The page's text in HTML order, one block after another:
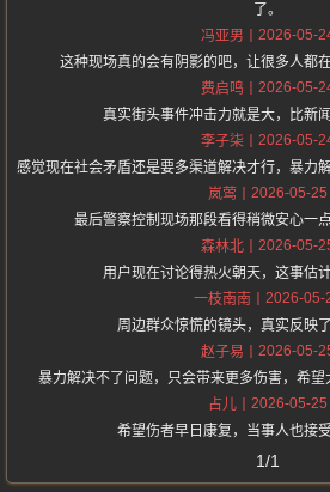
了。
冯亚男
2026-05-
这种现场真的会有阴影的吧，让很多人都
费启鸣
2026-05-
真实街头事件冲击力就是大，比新
李子柒
2026-05-
感觉现在社会矛盾还是要多渠道解决才行，暴力
岚莺
2026-05-25
最后警察控制现场那段看得稍微安心一
森林北
2026-05-
用户现在讨论得热火朝天，这事估
一枝南南
2026-05-
周边群众惊慌的镜头，真实反映
赵子易
2026-05-
暴力解决不了问题，只会带来更多伤害，希望
占儿
2026-05-25
希望伤者早日康复，当事人也接
1/1